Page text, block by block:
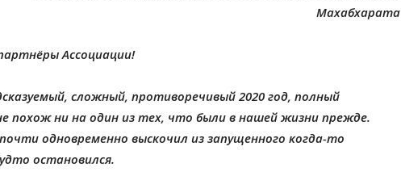
Махабхарата
Ассоциации!
сложный, противоречивый 2020 год, полный
похож ни на один из тех, что были в нашей жизни прежде.
одновременно выскочил из запущенного когда-то
остановился.